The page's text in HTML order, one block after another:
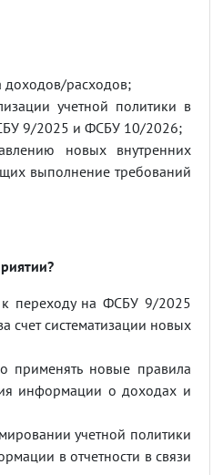
доходов/расходов;
учетной политики в
9/2025 и ФСБУ 10/2026;
новых внутренних
выполнение требований
к переходу на ФСБУ 9/2025
систематизации новых
применять новые правила
информации о доходах и
учетной политики
в отчетности в связи